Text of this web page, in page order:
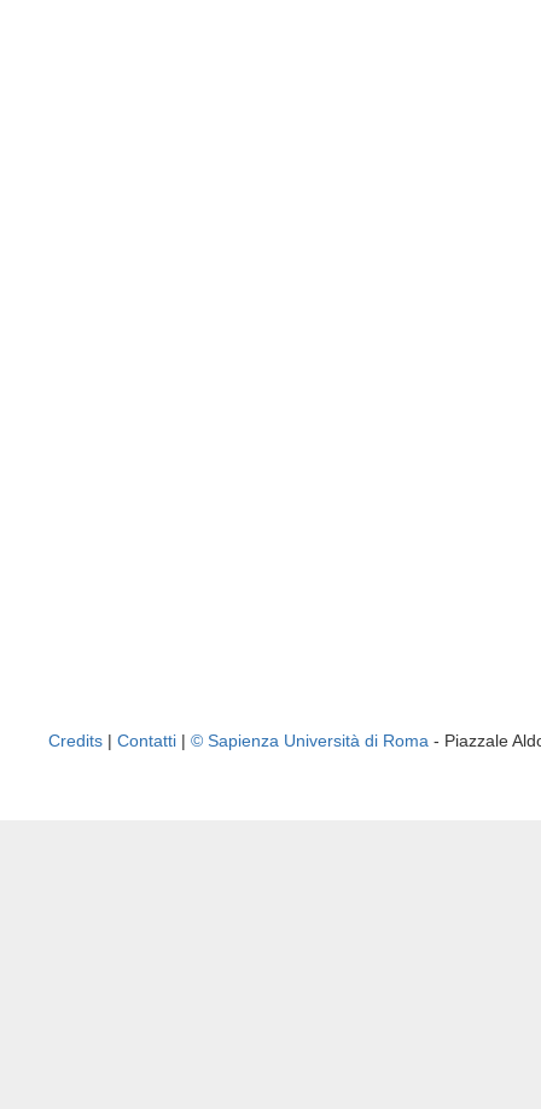
Credits | Contatti | © Sapienza Università di Roma - Piazzale